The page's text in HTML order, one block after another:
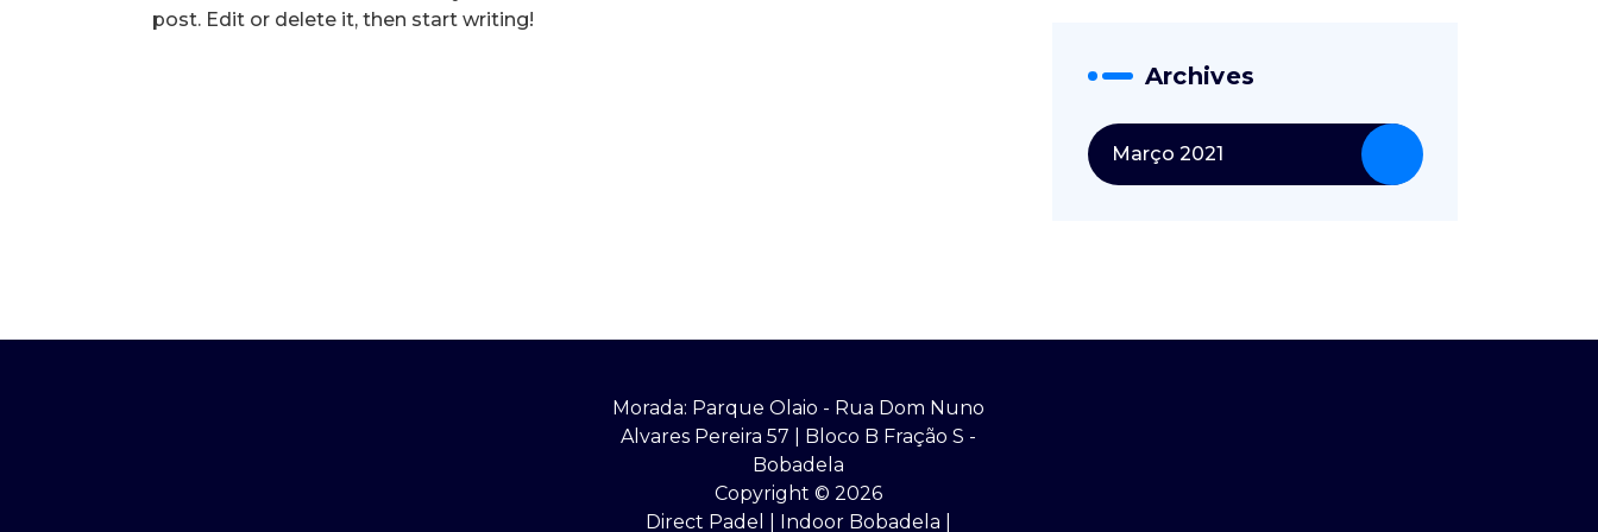
post. Edit or delete it, then start writing!
Archives
Março 2021
Morada: Parque Olaio - Rua Dom Nuno
Alvares Pereira 57 | Bloco B Fração S -
Bobadela
Copyright © 2026
Direct Padel | Indoor Bobadela |